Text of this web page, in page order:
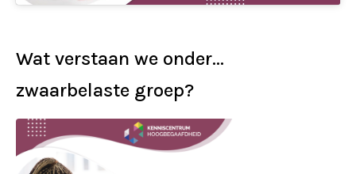
Wat verstaan we onder…
zwaarbelaste groep?